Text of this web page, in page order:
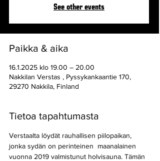
See other events
Paikka & aika
16.1.2025 klo 19.00 – 20.00
Nakkilan Verstas , Pyssykankaantie 170,
29270 Nakkila, Finland
Tietoa tapahtumasta
Verstaalta löydät rauhallisen piilopaikan,
jonka sydän on perinteinen  maanalainen
vuonna 2019 valmistunut holvisauna. Tämän